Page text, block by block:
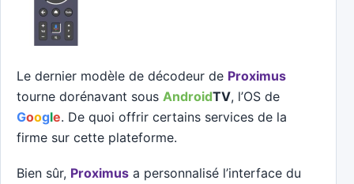
Le dernier modèle de décodeur de Proximus
tourne dorénavant sous AndroidTV, l’OS de
Google. De quoi offrir certains services de la
firme sur cette plateforme.
Bien sûr, Proximus a personnalisé l’interface du